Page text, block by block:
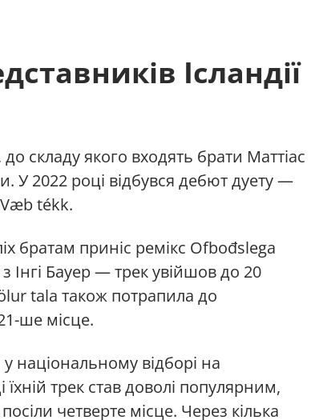
Ісландії
складу якого входять брати Маттіас
У 2022 році відбувся дебют дуету —
tékk.
братам приніс ремікс Ofbođslega
Інгі Бауер — трек увійшов до 20
tala також потрапила до
ше місце.
національному відборі на
трек став доволі популярним,
четверте місце. Через кілька